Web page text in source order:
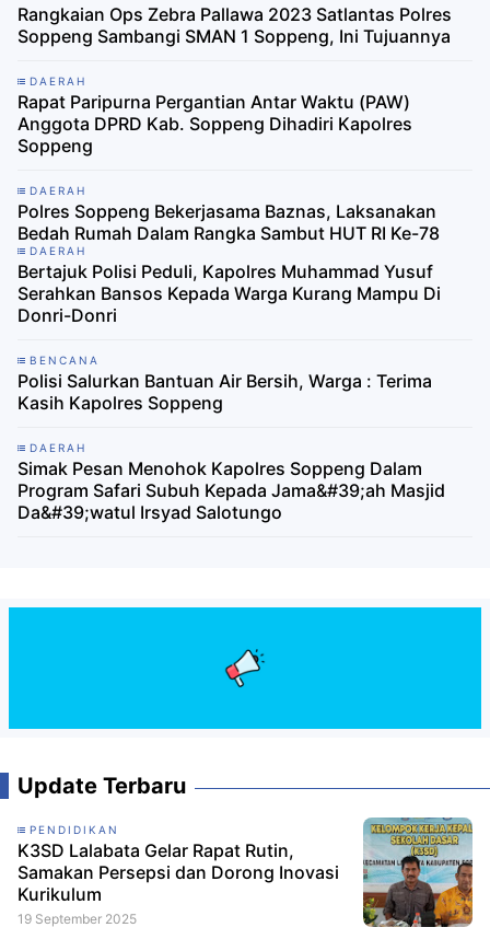
Rangkaian Ops Zebra Pallawa 2023 Satlantas Polres
Soppeng Sambangi SMAN 1 Soppeng, Ini Tujuannya
DAERAH
Rapat Paripurna Pergantian Antar Waktu (PAW)
Anggota DPRD Kab. Soppeng Dihadiri Kapolres
Soppeng
DAERAH
Polres Soppeng Bekerjasama Baznas, Laksanakan
Bedah Rumah Dalam Rangka Sambut HUT RI Ke-78
DAERAH
Bertajuk Polisi Peduli, Kapolres Muhammad Yusuf
Serahkan Bansos Kepada Warga Kurang Mampu Di
Donri-Donri
BENCANA
Polisi Salurkan Bantuan Air Bersih, Warga : Terima
Kasih Kapolres Soppeng
DAERAH
Simak Pesan Menohok Kapolres Soppeng Dalam
Program Safari Subuh Kepada Jama&#39;ah Masjid
Da&#39;watul Irsyad Salotungo
Update Terbaru
PENDIDIKAN
K3SD Lalabata Gelar Rapat Rutin,
Samakan Persepsi dan Dorong Inovasi
Kurikulum
19 September 2025